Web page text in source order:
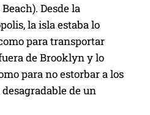
Desde la
la isla estaba lo
para transportar
de Brooklyn y lo
para no estorbar a los
de un